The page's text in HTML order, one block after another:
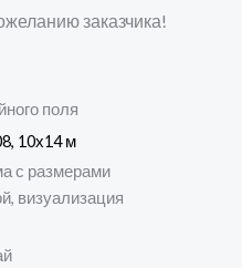
заказчика!
поля
с размерами
визуализация